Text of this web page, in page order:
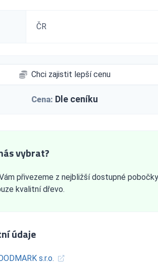
ČR
Chci zajistit lepší cenu
Cena: Dle ceníku
vybrat?
přivezeme z nejbližší dostupné
kvalitní dřevo.
údaje
s.r.o.